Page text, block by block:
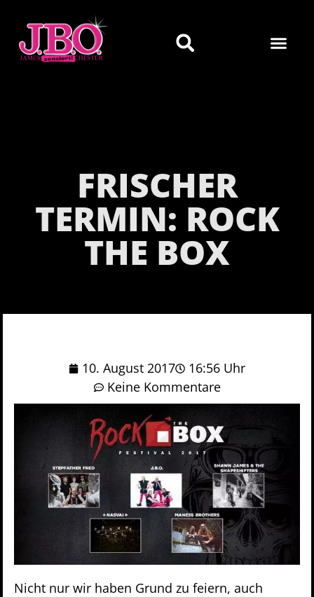
FRISCHER
TERMIN: ROCK
THE BOX
10. August 2017
16:56 Uhr
Keine Kommentare
Nicht nur wir haben Grund zu feiern, auch